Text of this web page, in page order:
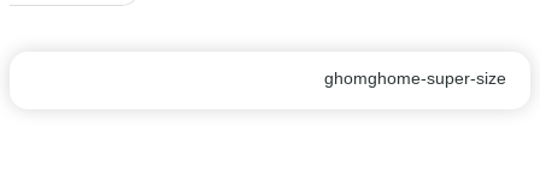
ghomghome-super-size